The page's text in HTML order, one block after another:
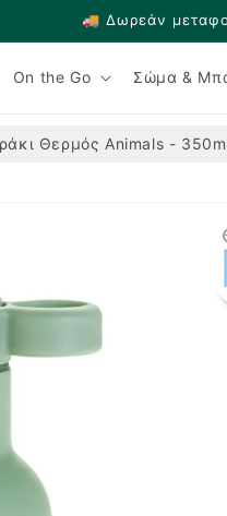
🚚 Δωρεάν
On the Go Σώμα &
Θερμός Animals -